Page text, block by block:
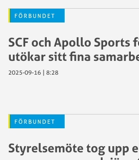
FÖRBUNDET
SCF och Apollo Sports
utökar sitt fina
2025-09-16 | 8:28
FÖRBUNDET
Styrelsemöte tog upp